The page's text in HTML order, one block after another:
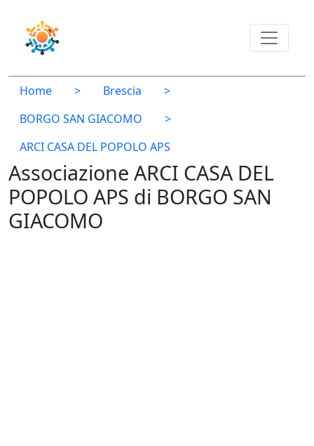
Home > Brescia
>
BORGO SAN GIACOMO
>
ARCI CASA DEL POPOLO APS
Associazione ARCI CASA DEL
POPOLO APS di BORGO SAN
GIACOMO